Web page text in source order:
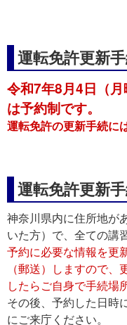
運転免許更新
令和7年8月4日（
は予約制です。
運転免許の更新手続に
運転免許更新
神奈川県内に住所地が
いた方）で、全ての講
予約に必要な情報を更
（郵送）しますので
したらご自身で手続場
その後、予約した日時
にご来庁ください。